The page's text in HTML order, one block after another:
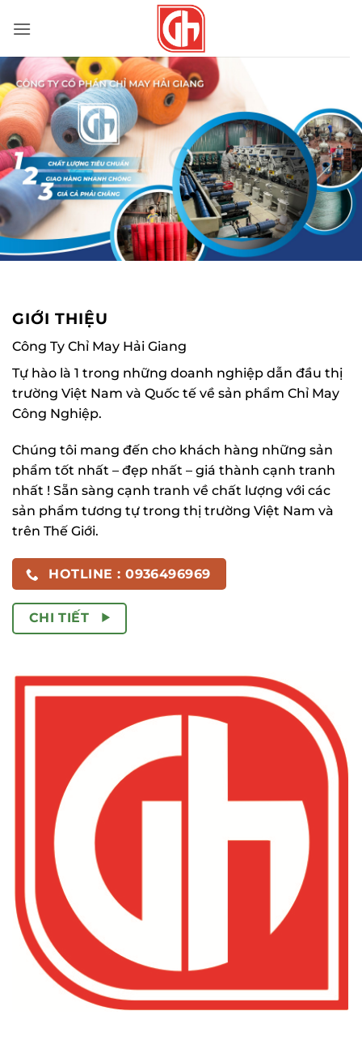
qua
dung
GIỚI THIỆU
Công Ty Chỉ May Hải Giang
Tự hào là 1 trong những doanh nghiệp dẫn đầu thị
trường Việt Nam và Quốc tế về sản phẩm Chỉ May
Công Nghiệp.
Chúng tôi mang đến cho khách hàng những sản
phẩm tốt nhất – đẹp nhất – giá thành cạnh tranh
nhất ! Sẵn sàng cạnh tranh về chất lượng với các
sản phẩm tương tự trong thị trường Việt Nam và
trên Thế Giới.
HOTLINE : 0936496969
CHI TIẾT